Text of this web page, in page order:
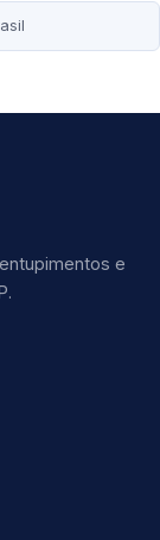
e